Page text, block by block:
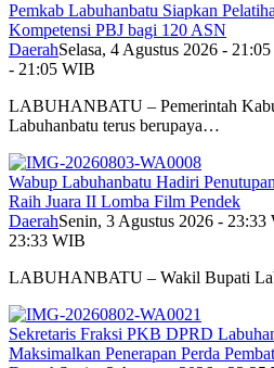
Pemkab Labuhanbatu Siapkan
Kompetensi PBJ bagi 120 ASN
DaerahSelasa, 4 Agustus 2026 -
- 21:05 WIB
LABUHANBATU – Pemerintah
Labuhanbatu terus berupaya…
Wabup Labuhanbatu Hadiri
Raih Juara II Lomba Film Pendek
DaerahSenin, 3 Agustus 2026 - 23:33
23:33 WIB
LABUHANBATU – Wakil Bupati
Sekretaris Fraksi PKB DPRD
Maksimalkan Penerapan Perda